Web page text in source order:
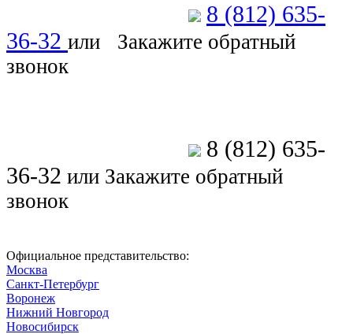
8 (812) 635-
36-32 или
Закажите обратный
звонок
8 (812) 635-
36-32 или Закажите обратный
звонок
Официальное представительство:
Москва
Санкт-Петербург
Воронеж
Нижний Новгород
Новосибирск